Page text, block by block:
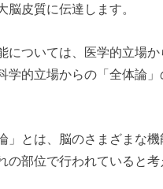
脳皮質に伝達します。
については、医学的立場
学的立場からの「全体論
」とは、脳のさまざまな
の部位で行われていると考